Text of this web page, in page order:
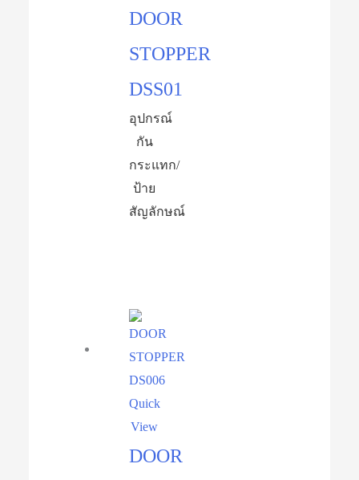
DOOR
STOPPER
DSS01
อุปกรณ์​
กัน
กระแทก/
ป้าย
สัญลักษณ์
Quick
View
DOOR